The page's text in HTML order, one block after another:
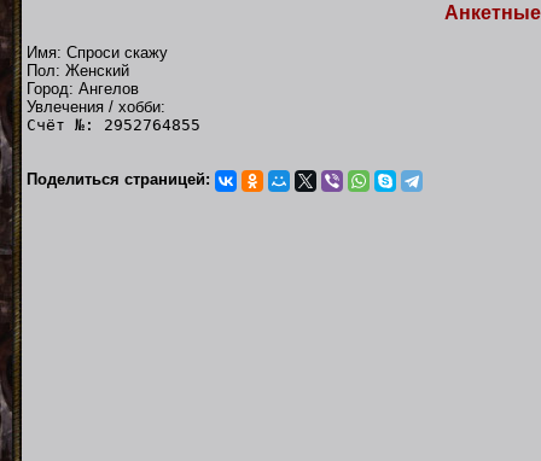
Имя: Спроси скажу
Пол: Женский
Город: Ангелов
Увлечения / хобби:
Счёт №: 2952764855
Поделиться страницей: